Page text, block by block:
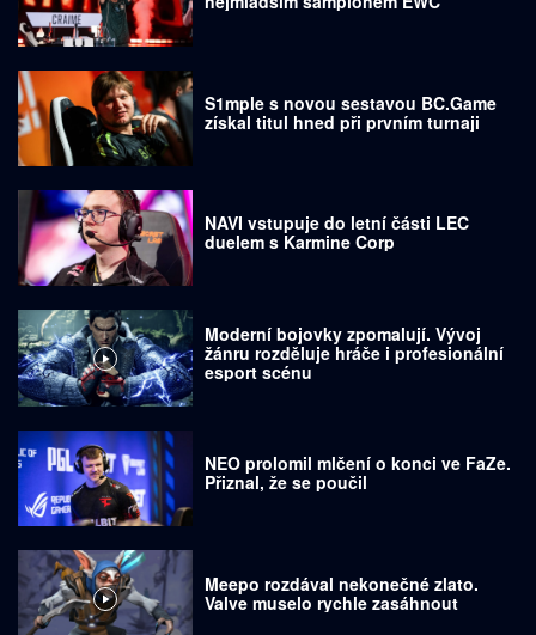
S1mple s novou sestavou BC.Game
získal titul hned při prvním turnaji
NAVI vstupuje do letní části LEC
duelem s Karmine Corp
Moderní bojovky zpomalují. Vývoj
žánru rozděluje hráče i profesionální
esport scénu
NEO prolomil mlčení o konci ve FaZe.
Přiznal, že se poučil
Meepo rozdával nekonečné zlato.
Valve muselo rychle zasáhnout